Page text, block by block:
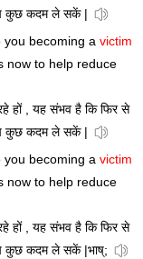
कुछ कदम ले सकें |
you becoming a victim
now to help reduce
हों , यह संभव है कि फिर से
कुछ कदम ले सकें |
you becoming a victim
now to help reduce
हों , यह संभव है कि फिर से
कुछ कदम ले सकें |भाष्;